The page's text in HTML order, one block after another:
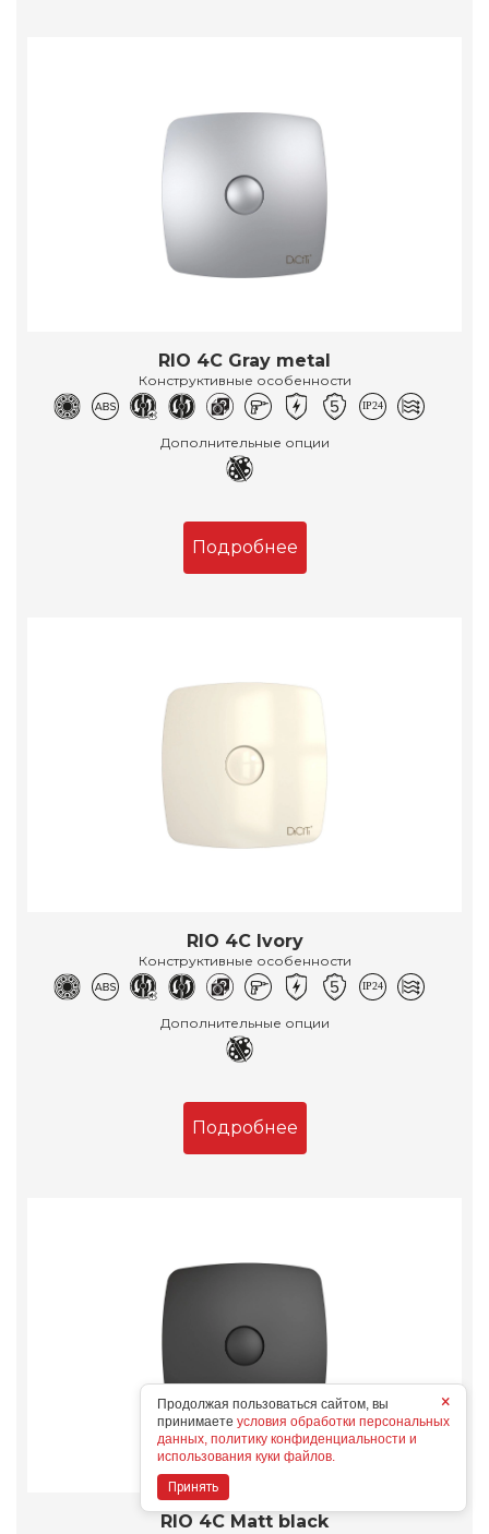
RIO 4C Gray metal
Конструктивные особенности
Дополнительные опции
Подробнее
RIO 4C Ivory
Конструктивные особенности
Дополнительные опции
Подробнее
RIO 4C Matt black
×
Продолжая пользоваться сайтом, вы
принимаете условия обработки персональных
данных, политику конфиденциальности и
использования куки файлов.
Принять